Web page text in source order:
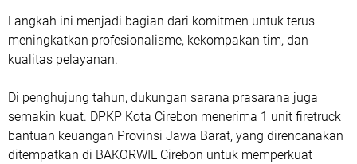
Langkah ini menjadi bagian dari komitmen untuk terus
meningkatkan profesionalisme, kekompakan tim, dan
kualitas pelayanan.
Di penghujung tahun, dukungan sarana prasarana juga
semakin kuat. DPKP Kota Cirebon menerima 1 unit firetruck
bantuan keuangan Provinsi Jawa Barat, yang direncanakan
ditempatkan di BAKORWIL Cirebon untuk memperkuat